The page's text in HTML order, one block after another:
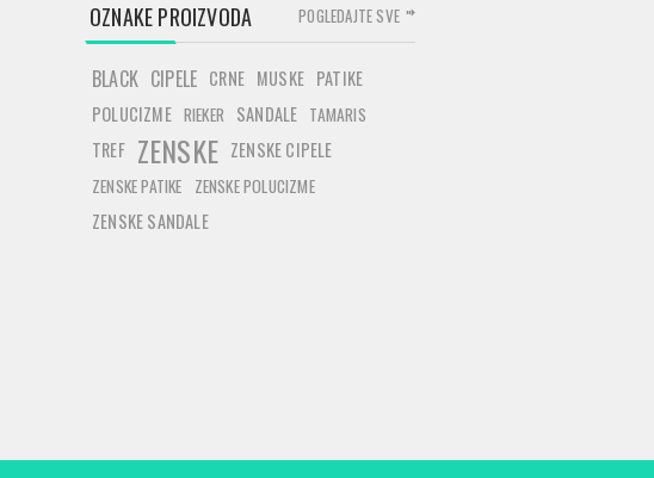
OZNAKE PROIZVODA
BLACK CIPELE CRNE MUSKE PATIKE
POLUCIZME RIEKER SANDALE TAMARIS
TREF ZENSKE ZENSKE CIPELE
ZENSKE PATIKE ZENSKE POLUCIZME
ZENSKE SANDALE
POGLEDAJTE SVE